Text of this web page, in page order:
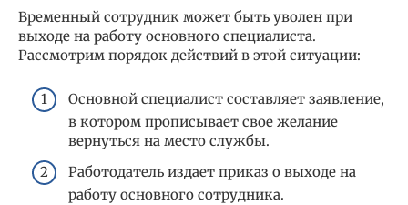
Временный сотрудник может быть уволен при
выходе на работу основного специалиста.
Рассмотрим порядок действий в этой ситуации:
Основной специалист составляет заявление,
в котором прописывает свое желание
вернуться на место службы.
Работодатель издает приказ о выходе на
работу основного сотрудника.